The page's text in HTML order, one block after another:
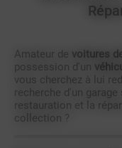
Amateur de voitures
possession d'un
vous cherchez à lui
recherche d'un
restauration et la
collection ?